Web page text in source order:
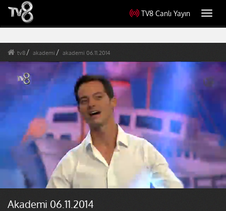
TV8 Canlı Yayın
tv8 akademi akademi 06.11.2014
Akademi 06.11.2014